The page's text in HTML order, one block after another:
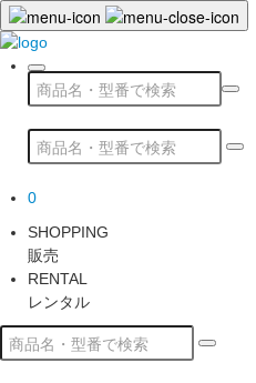
0
SHOPPING
販売
RENTAL
レンタル